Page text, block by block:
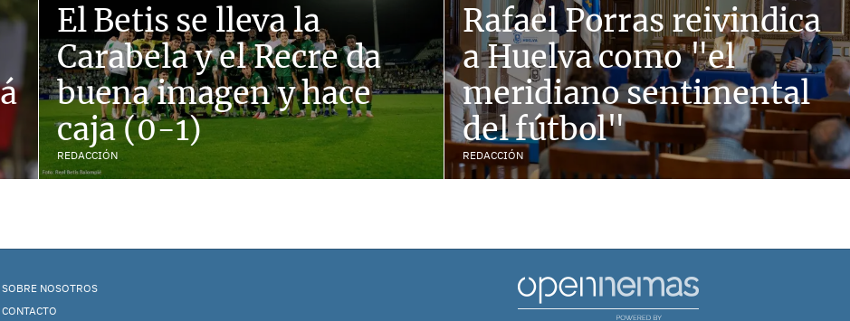
El Betis se lleva la
Carabela y el Recre da
buena imagen y hace
caja (0-1)
REDACCIÓN
Rafael Porras reivindica
a Huelva como "el
meridiano sentimental
del fútbol"
REDACCIÓN
SOBRE NOSOTROS
CONTACTO